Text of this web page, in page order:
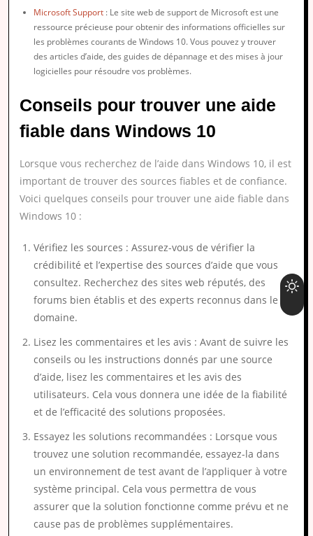
Microsoft Support : Le site web de support de Microsoft est une
ressource précieuse pour obtenir des informations officielles sur
les problèmes courants de Windows 10. Vous pouvez y trouver
des articles d’aide, des guides de dépannage et des mises à jour
logicielles pour résoudre vos problèmes.
Conseils pour trouver une aide
fiable dans Windows 10
Lorsque vous recherchez de l’aide dans Windows 10, il est
important de trouver des sources fiables et de confiance.
Voici quelques conseils pour trouver une aide fiable dans
Windows 10 :
Vérifiez les sources : Assurez-vous de vérifier la
crédibilité et l’expertise des sources d’aide que vous
consultez. Recherchez des sites web réputés, des
forums bien établis et des experts reconnus dans le
domaine.
Lisez les commentaires et les avis : Avant de suivre les
conseils ou les instructions donnés par une source
d’aide, lisez les commentaires et les avis des
utilisateurs. Cela vous donnera une idée de la fiabilité
et de l’efficacité des solutions proposées.
Essayez les solutions recommandées : Lorsque vous
trouvez une solution recommandée, essayez-la dans
un environnement de test avant de l’appliquer à votre
système principal. Cela vous permettra de vous
assurer que la solution fonctionne comme prévu et ne
cause pas de problèmes supplémentaires.